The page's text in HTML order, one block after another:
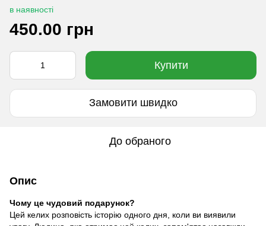
в наявності
450.00 грн
Купити
Замовити швидко
До обраного
Опис
Чому це чудовий подарунок?
Цей келих розповість історію одного дня, коли ви виявили